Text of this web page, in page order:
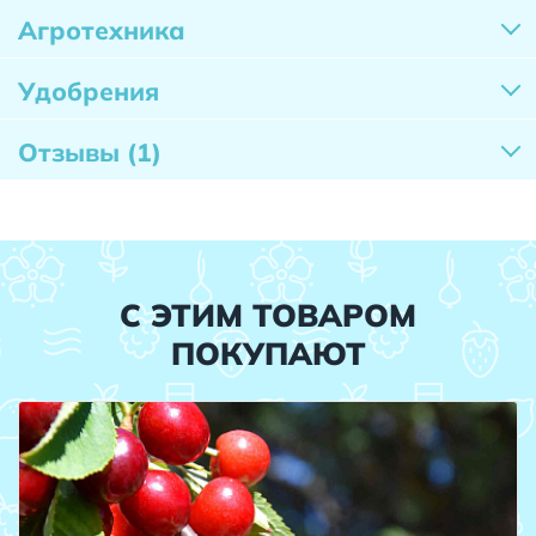
Агротехника
Удобрения
Отзывы (1)
С ЭТИМ ТОВАРОМ
ПОКУПАЮТ